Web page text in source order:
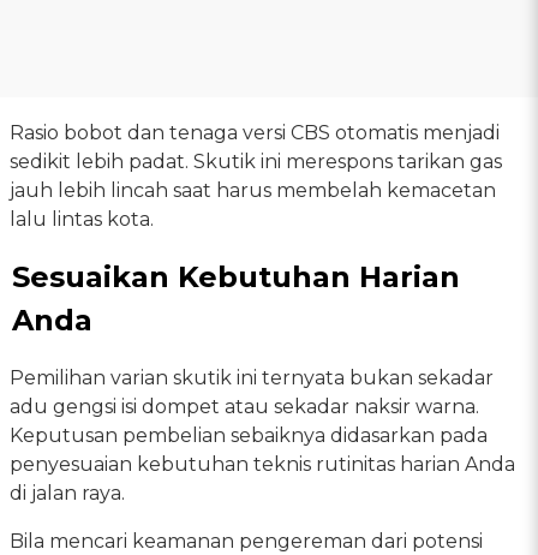
Rasio bobot dan tenaga versi CBS otomatis menjadi
sedikit lebih padat. Skutik ini merespons tarikan gas
jauh lebih lincah saat harus membelah kemacetan
lalu lintas kota.
Sesuaikan Kebutuhan Harian
Anda
Pemilihan varian skutik ini ternyata bukan sekadar
adu gengsi isi dompet atau sekadar naksir warna.
Keputusan pembelian sebaiknya didasarkan pada
penyesuaian kebutuhan teknis rutinitas harian Anda
di jalan raya.
Bila mencari keamanan pengereman dari potensi